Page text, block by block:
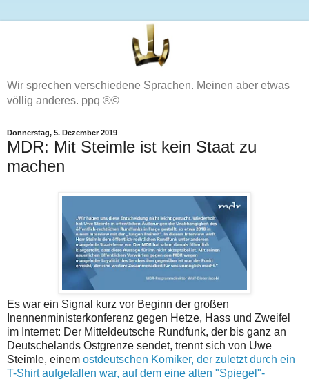
Wir sprechen verschiedene Sprachen. Meinen aber etwas
völlig anderes. ppq ®©
Donnerstag, 5. Dezember 2019
MDR: Mit Steimle ist kein Staat zu
machen
Es war ein Signal kurz vor Beginn der großen
Inennenministerkonferenz gegen Hetze, Hass und Zweifel
im Internet: Der Mitteldeutsche Rundfunk, der bis ganz an
Deutschelands Ostgrenze sendet, trennt sich von Uwe
Steimle, einem ostdeutschen Komiker, der zuletzt durch ein
T-Shirt aufgefallen war, auf dem eine alten "Spiegel"-